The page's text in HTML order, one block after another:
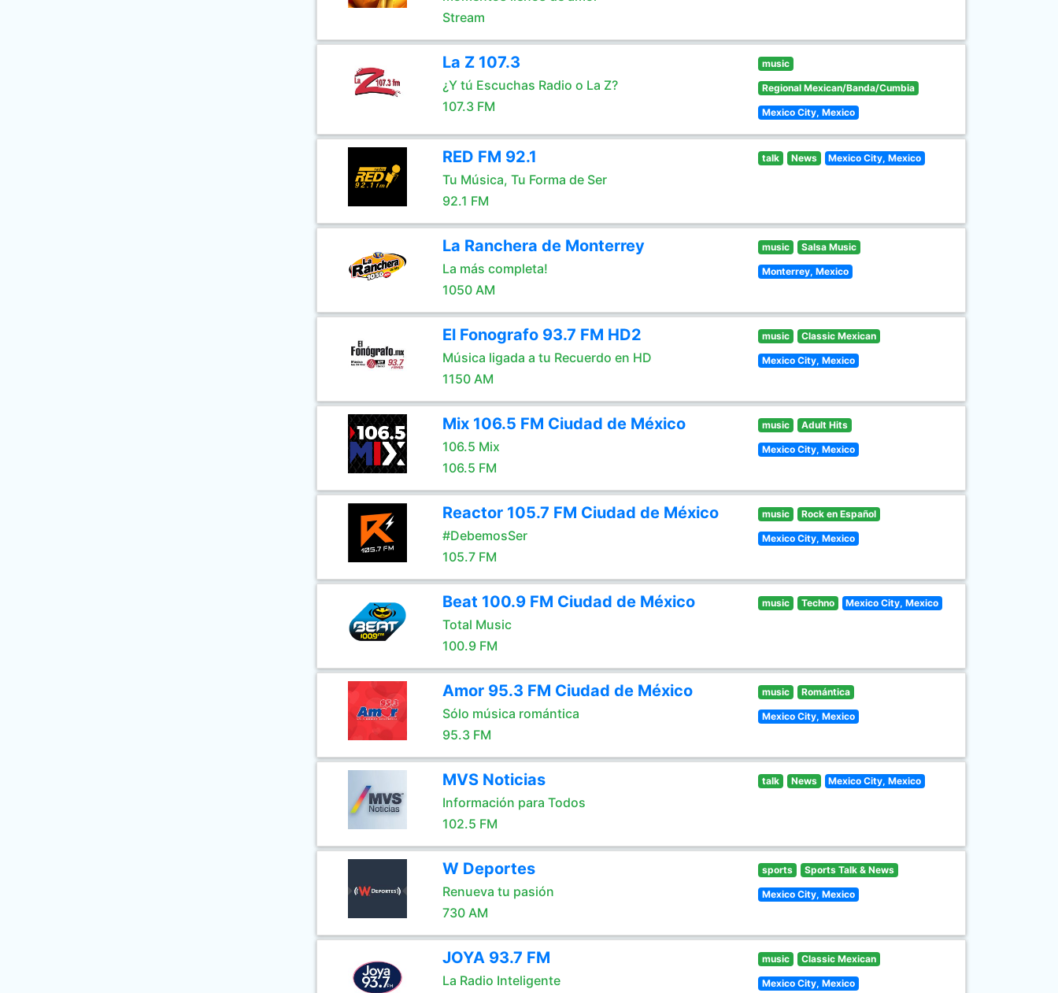
Stream
La Z 107.3
¿Y tú Escuchas Radio o La Z?
107.3 FM
music
Regional Mexican/Banda/Cumbia
Mexico City, Mexico
RED FM 92.1
Tu Música, Tu Forma de Ser
92.1 FM
talk News Mexico City, Mexico
La Ranchera de Monterrey
La más completa!
1050 AM
music Salsa Music
Monterrey, Mexico
El Fonografo 93.7 FM HD2
Música ligada a tu Recuerdo en HD
1150 AM
music Classic Mexican
Mexico City, Mexico
Mix 106.5 FM Ciudad de México
106.5 Mix
106.5 FM
music Adult Hits
Mexico City, Mexico
Reactor 105.7 FM Ciudad de México
#DebemosSer
105.7 FM
music Rock en Español
Mexico City, Mexico
Beat 100.9 FM Ciudad de México
Total Music
100.9 FM
music Techno Mexico City, Mexico
Amor 95.3 FM Ciudad de México
Sólo música romántica
95.3 FM
music Romántica
Mexico City, Mexico
MVS Noticias
Información para Todos
102.5 FM
talk News Mexico City, Mexico
W Deportes
Renueva tu pasión
730 AM
sports Sports Talk & News
Mexico City, Mexico
JOYA 93.7 FM
La Radio Inteligente
music Classic Mexican
Mexico City, Mexico